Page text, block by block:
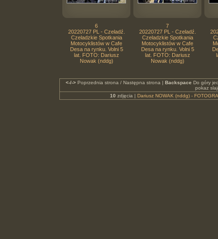
6
20220727 PL - Czeladź.
Czeladzkie Spotkania
Motocyklistów w Cafe
Desa na rynku. Volni 5
lat. FOTO: Dariusz
Nowak (nddg)
7
20220727 PL - Czeladź.
Czeladzkie Spotkania
Motocyklistów w Cafe
Desa na rynku. Volni 5
lat. FOTO: Dariusz
Nowak (nddg)
<-/->Poprzednia strona / Następna strona | Backspace Do góry
pokaz
10 zdjęcia | Dariusz NOWAK (nddg) -